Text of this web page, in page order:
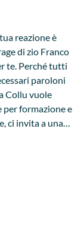
reazione è
di zio Franco
te. Perché tutti
paroloni
Collu vuole
per formazione e
ci invita a una
senza
fa osservare
se fosse un
essere
e una libertà